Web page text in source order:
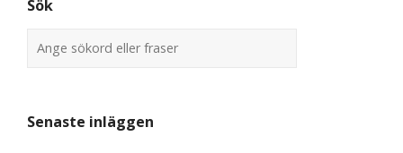
Sök
Senaste inläggen